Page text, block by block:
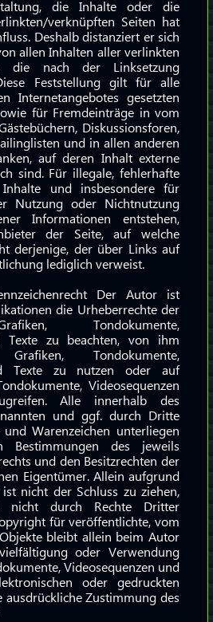
die Inhalte oder die
verknüpften Seiten hat
Deshalb distanziert er sich
allen Inhalten aller verlinkten
die nach der Linksetzung
Feststellung gilt für alle
Internetangebotes gesetzten
für Fremdeinträge in vom
Diskussionsforen,
und in allen anderen
auf deren Inhalt externe
sind. Für illegale, fehlerhafte
und insbesondere für
Nutzung oder Nichtnutzung
Informationen entstehen,
der Seite, auf welche
derjenige, der über Links auf
lediglich verweist.
Der Autor ist
die Urheberrechte der
Tondokumente,
Texte zu beachten, von ihm
Tondokumente,
Texte zu nutzen oder auf
Videosequenzen
Alle innerhalb des
und ggf. durch Dritte
Warenzeichen unterliegen
Bestimmungen des jeweils
und den Besitzrechten der
Eigentümer. Allein aufgrund
nicht der Schluss zu ziehen,
nicht durch Rechte Dritter
für veröffentlichte, vom
bleibt allein beim Autor
oder Verwendung
Videosequenzen und
oder gedruckten
ausdrückliche Zustimmung des